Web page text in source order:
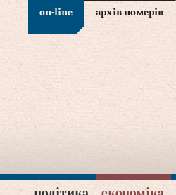
on-line архів номерів